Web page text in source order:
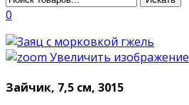
0
Увеличить изображение
Зайчик, 7,5 см, 3015